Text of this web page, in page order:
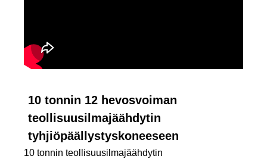
10 tonnin 12 hevosvoiman
teollisuusilmajäähdytin
tyhjiöpäällystyskoneeseen
10 tonnin teollisuusilmajäähdytin